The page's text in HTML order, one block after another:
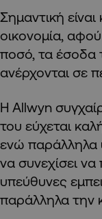
Σημαντική
οικονομία,
ποσό, τα έσοδα
ανέρχονται σε
Η Allwyn
του εύχεται
ενώ παράλληλα
να συνεχίσει
υπεύθυνες
παράλληλα την